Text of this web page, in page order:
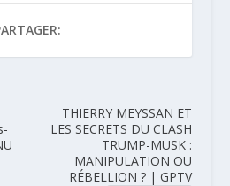
THIERRY MEYSSAN ET
LES SECRETS DU CLASH
TRUMP-MUSK :
MANIPULATION OU
RÉBELLION ? | GPTV